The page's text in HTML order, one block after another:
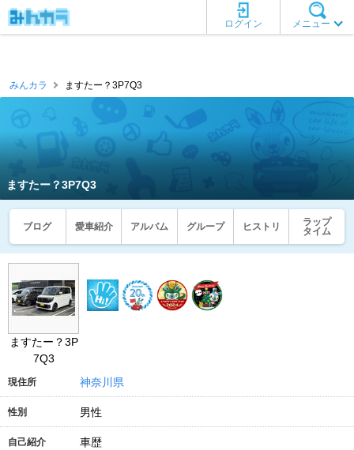
メニュー
ログイン
みんカラ ますたー？3P7Q3
ますたー？3P7Q3
ブログ 愛車紹介 アルバム グループ ヒストリ
ラップ
タイム
ますたー？3P
7Q3
現住所 神奈川県
性別 男性
自己紹介
車歴